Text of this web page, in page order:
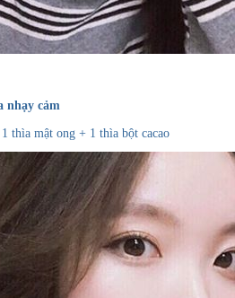
nhạy cảm
thìa mật ong + 1 thìa bột cacao